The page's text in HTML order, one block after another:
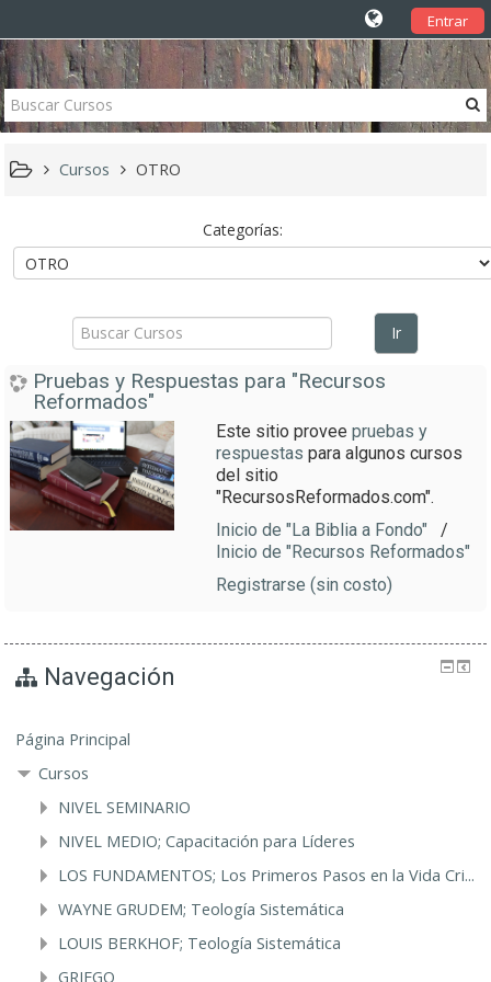
Entrar
Cursos OTRO
Categorías:
Cursos
Ir
Pruebas y Respuestas para "Recursos
Reformados"
Este sitio proveepruebas y
respuestas para algunos cursos
del sitio
"RecursosReformados.com".
Inicio de "La Biblia a Fondo"/
Inicio de "Recursos Reformados"
Registrarse (sin costo)
Navegación
Página Principal
Cursos
NIVEL SEMINARIO
NIVEL MEDIO; Capacitación para Líderes
LOS FUNDAMENTOS; Los Primeros Pasos en la Vida Cri...
WAYNE GRUDEM; Teología Sistemática
LOUIS BERKHOF; Teología Sistemática
GRIEGO